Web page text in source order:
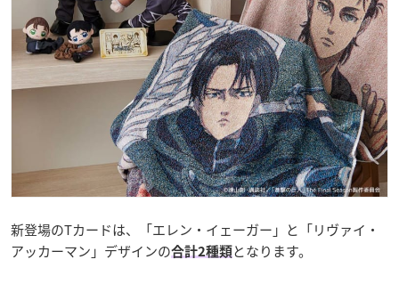
新登場のTカードは、「エレン・イェーガー」と「リヴァイ・
アッカーマン」デザインの合計2種類 となります。